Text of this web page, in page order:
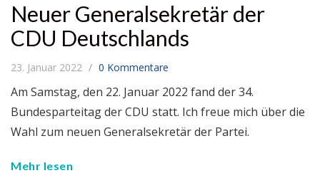
Neuer Generalsekretär der
CDU Deutschlands
23. Januar 2022 0 Kommentare
Am Samstag, den 22. Januar 2022 fand der 34.
Bundesparteitag der CDU statt. Ich freue mich über die
Wahl zum neuen Generalsekretär der Partei.
Mehr lesen